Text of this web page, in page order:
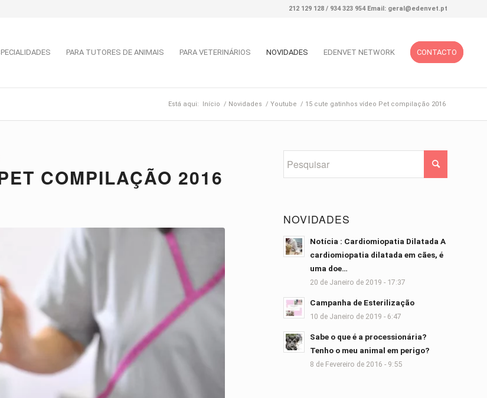
212 129 128 / 934 323 954 Email: geral@edenvet.pt
PARA TUTORES DE ANIMAIS PARA VETERINÁRIOS NOVIDADES EDENVET NETWORK CONTACTO
Está aqui: Início / Novidades / Youtube / 15 cute gatinhos vídeo Pet compilação 2016
COMPILAÇÃO 2016
NOVIDADES
Notícia : Cardiomiopatia Dilatada A
cardiomiopatia dilatada em cães, é
uma doe…
20 de Janeiro de 2019 - 17:37
Campanha de Esterilização
10 de Janeiro de 2019 - 6:47
Sabe o que é a processionária?
Tenho o meu animal em perigo?
8 de Fevereiro de 2016 - 9:55